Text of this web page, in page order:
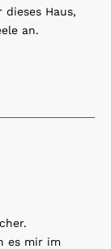
Haus,
an.
es mir im